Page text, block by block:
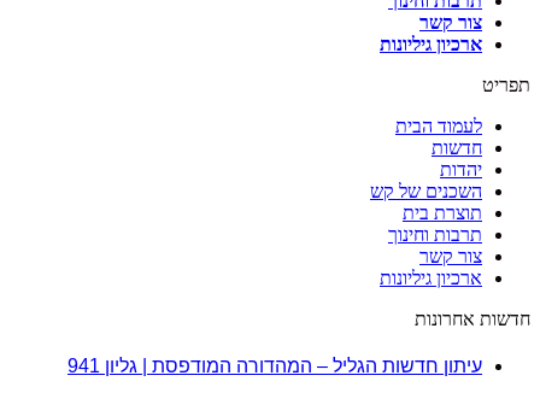
צור קשר
ארכיון גיליונות
תפריט
לעמוד הבית
חדשות
יהדות
השכנים של קש
תוצרת בית
תרבות וחינוך
צור קשר
ארכיון גיליונות
חדשות אחרונות
עיתון חדשות הגליל – המהדורה המודפסת | גליון 941